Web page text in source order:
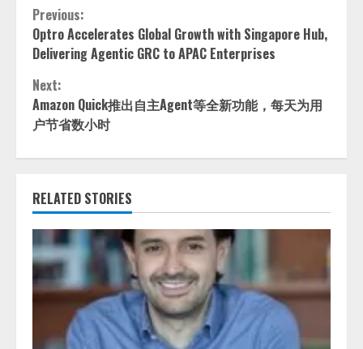
Continue
Reading
Previous:
Optro Accelerates Global Growth with Singapore Hub,
Delivering Agentic GRC to APAC Enterprises
Next:
Amazon Quick推出自主Agent等全新功能，每天为用
户节省数小时
RELATED STORIES